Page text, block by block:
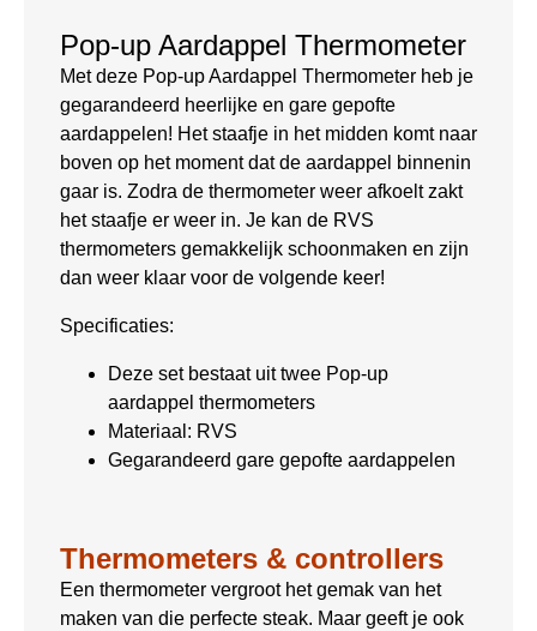
Pop-up Aardappel Thermometer
Met deze Pop-up Aardappel Thermometer heb je
gegarandeerd heerlijke en gare gepofte
aardappelen! Het staafje in het midden komt naar
boven op het moment dat de aardappel binnenin
gaar is. Zodra de thermometer weer afkoelt zakt
het staafje er weer in. Je kan de RVS
thermometers gemakkelijk schoonmaken en zijn
dan weer klaar voor de volgende keer!
Specificaties:
Deze set bestaat uit twee Pop-up
aardappel thermometers
Materiaal: RVS
Gegarandeerd gare gepofte aardappelen
Thermometers & controllers
Een thermometer vergroot het gemak van het
maken van die perfecte steak. Maar geeft je ook